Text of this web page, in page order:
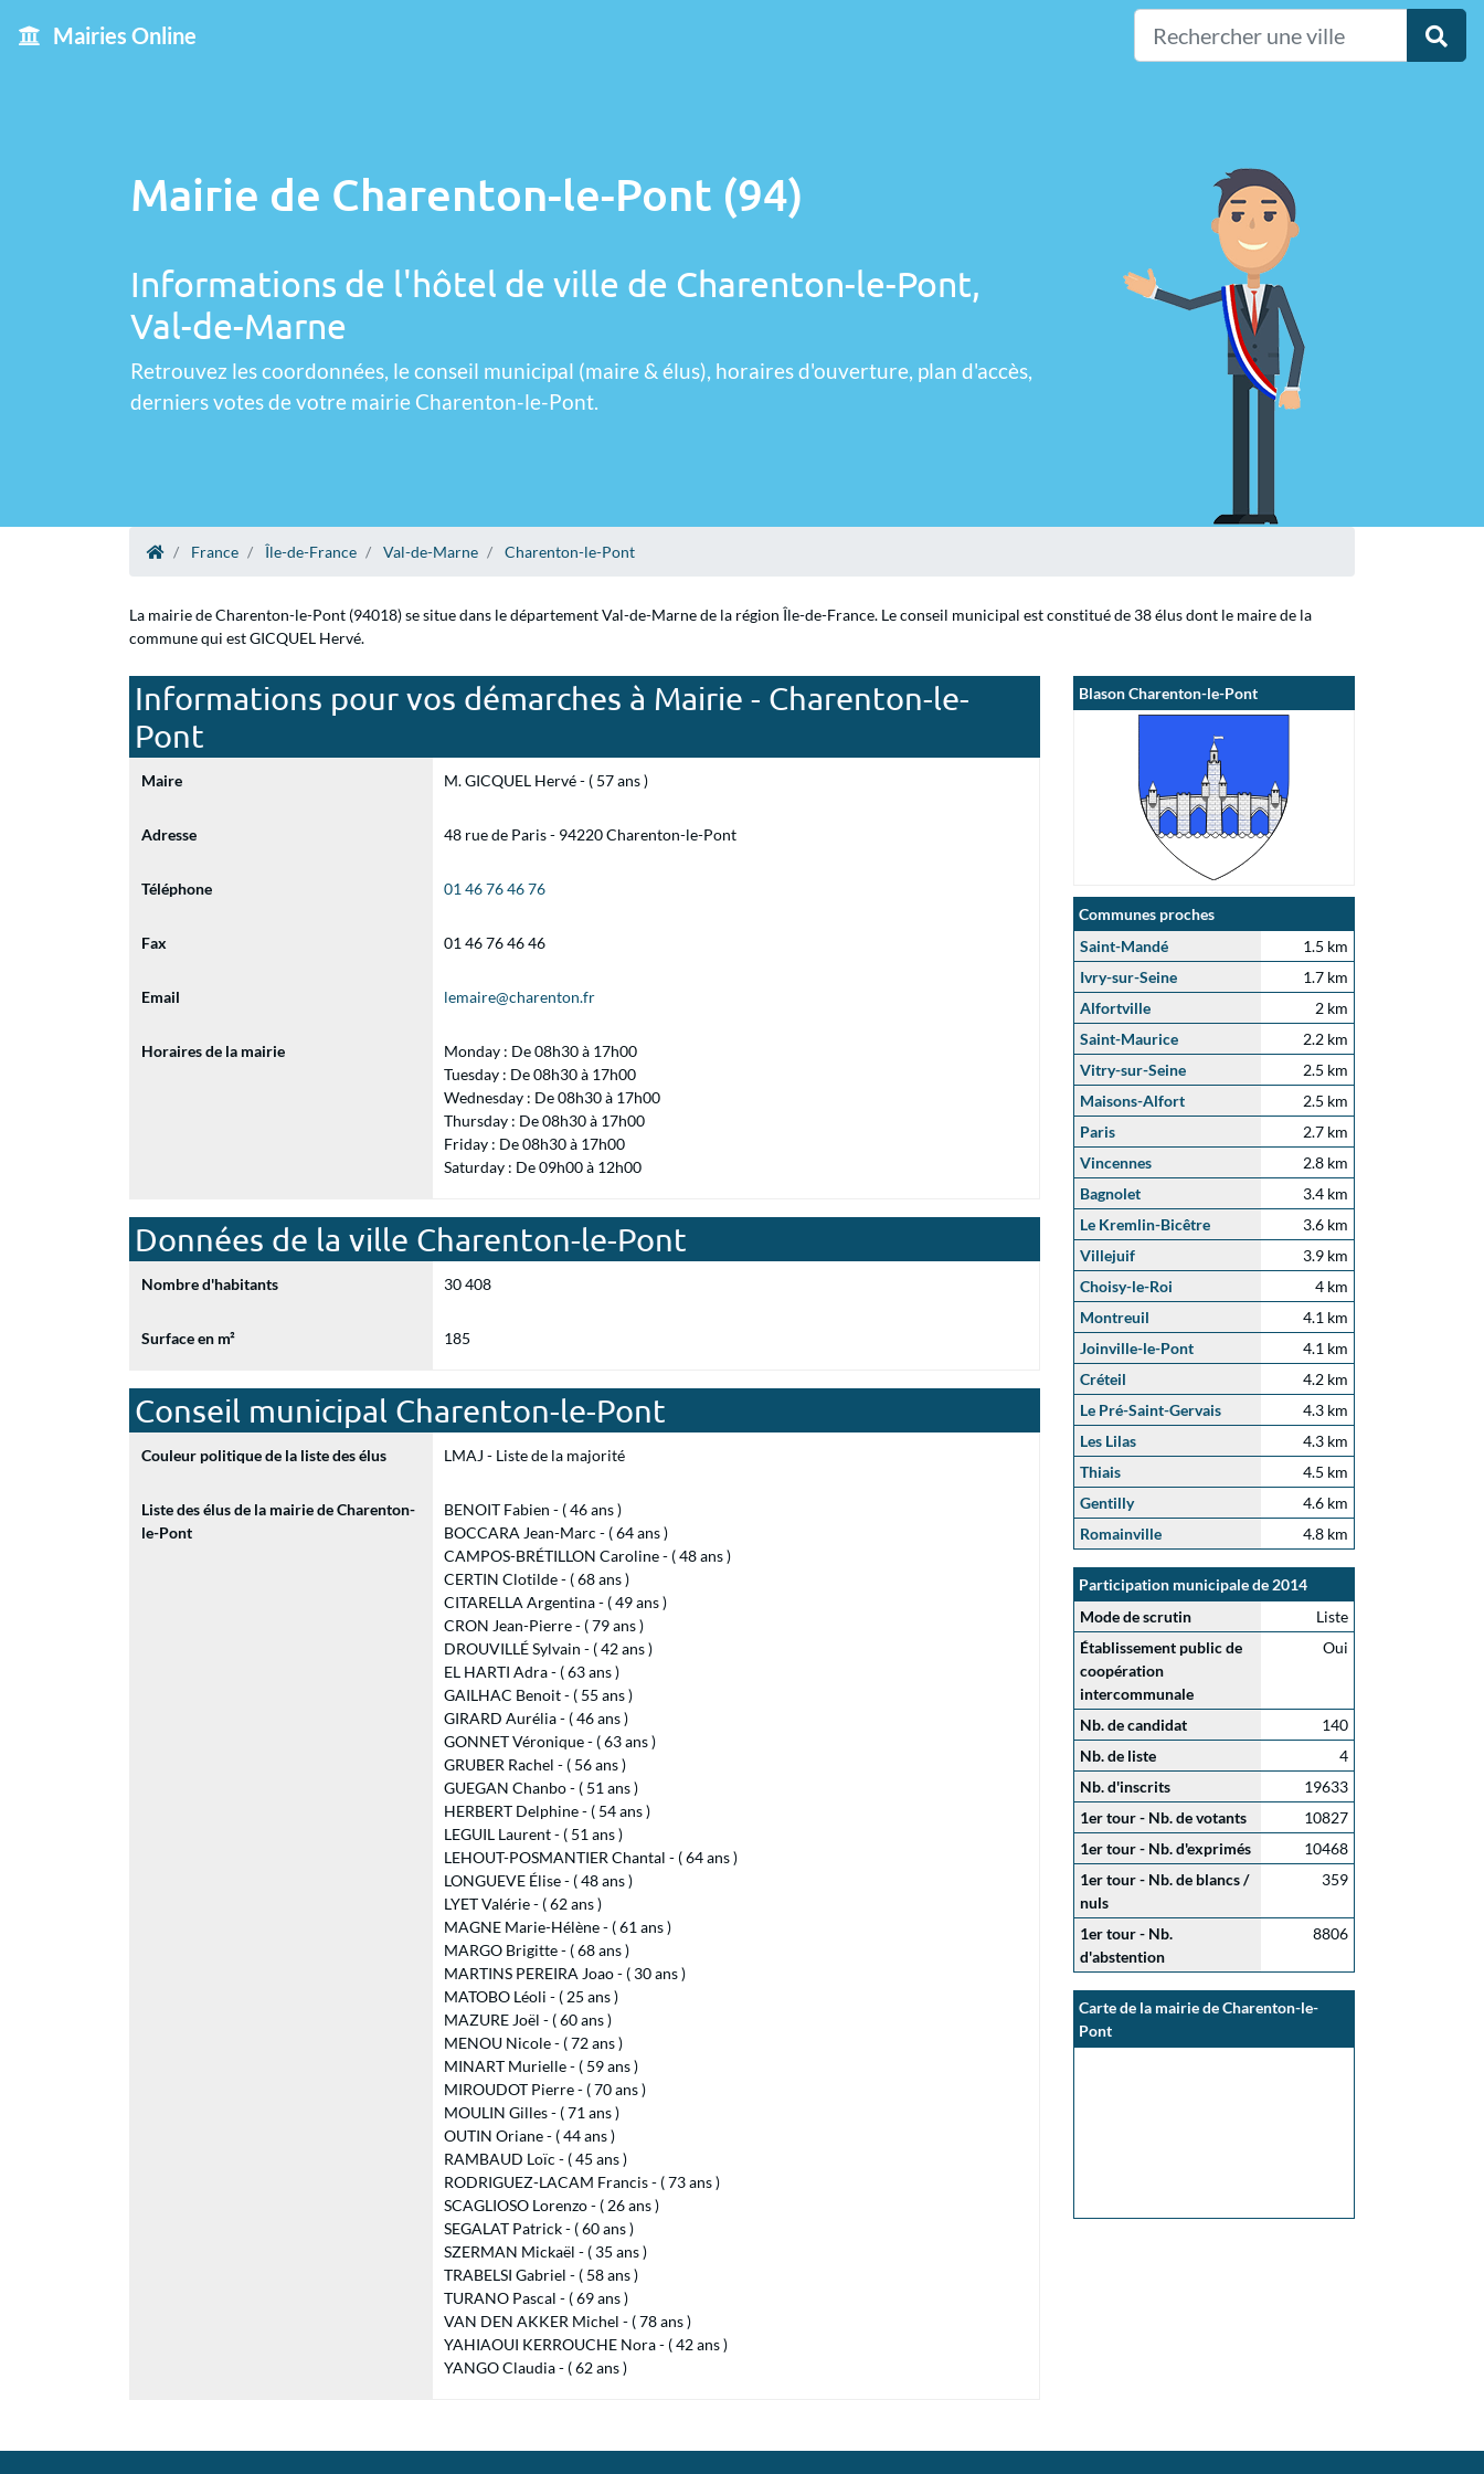
Mairies Online
Mairie de Charenton-le-Pont (94)
Informations de l'hôtel de ville de Charenton-le-Pont,
Val-de-Marne
Retrouvez les coordonnées, le conseil municipal (maire & élus), horaires d'ouverture, plan d'accès,
derniers votes de votre mairie Charenton-le-Pont.
France Île-de-France Val-de-Marne Charenton-le-Pont
La mairie de Charenton-le-Pont (94018) se situe dans le département Val-de-Marne de la région Île-de-France. Le conseil municipal est constitué de 38 élus dont le maire de la
commune qui est GICQUEL Hervé.
Informations pour vos démarches à Mairie - Charenton-le-
Pont
Maire M. GICQUEL Hervé - ( 57 ans )
Adresse 48 rue de Paris - 94220 Charenton-le-Pont
Téléphone 01 46 76 46 76
Fax 01 46 76 46 46
Email lemaire@charenton.fr
Horaires de la mairie
Monday : De 08h30 à 17h00
Tuesday : De 08h30 à 17h00
Wednesday : De 08h30 à 17h00
Thursday : De 08h30 à 17h00
Friday : De 08h30 à 17h00
Saturday : De 09h00 à 12h00
Données de la ville Charenton-le-Pont
Nombre d'habitants 30 408
Surface en m² 185
Conseil municipal Charenton-le-Pont
Couleur politique de la liste des élus LMAJ - Liste de la majorité
Liste des élus de la mairie de Charenton-
le-Pont
BENOIT Fabien - ( 46 ans )
BOCCARA Jean-Marc - ( 64 ans )
CAMPOS-BRÉTILLON Caroline - ( 48 ans )
CERTIN Clotilde - ( 68 ans )
CITARELLA Argentina - ( 49 ans )
CRON Jean-Pierre - ( 79 ans )
DROUVILLÉ Sylvain - ( 42 ans )
EL HARTI Adra - ( 63 ans )
GAILHAC Benoit - ( 55 ans )
GIRARD Aurélia - ( 46 ans )
GONNET Véronique - ( 63 ans )
GRUBER Rachel - ( 56 ans )
GUEGAN Chanbo - ( 51 ans )
HERBERT Delphine - ( 54 ans )
LEGUIL Laurent - ( 51 ans )
LEHOUT-POSMANTIER Chantal - ( 64 ans )
LONGUEVE Élise - ( 48 ans )
LYET Valérie - ( 62 ans )
MAGNE Marie-Hélène - ( 61 ans )
MARGO Brigitte - ( 68 ans )
MARTINS PEREIRA Joao - ( 30 ans )
MATOBO Léoli - ( 25 ans )
MAZURE Joël - ( 60 ans )
MENOU Nicole - ( 72 ans )
MINART Murielle - ( 59 ans )
MIROUDOT Pierre - ( 70 ans )
MOULIN Gilles - ( 71 ans )
OUTIN Oriane - ( 44 ans )
RAMBAUD Loïc - ( 45 ans )
RODRIGUEZ-LACAM Francis - ( 73 ans )
SCAGLIOSO Lorenzo - ( 26 ans )
SEGALAT Patrick - ( 60 ans )
SZERMAN Mickaël - ( 35 ans )
TRABELSI Gabriel - ( 58 ans )
TURANO Pascal - ( 69 ans )
VAN DEN AKKER Michel - ( 78 ans )
YAHIAOUI KERROUCHE Nora - ( 42 ans )
YANGO Claudia - ( 62 ans )
Blason Charenton-le-Pont
Communes proches
Saint-Mandé
1.5 km
Ivry-sur-Seine
1.7 km
Alfortville
2 km
Saint-Maurice
2.2 km
Vitry-sur-Seine
2.5 km
Maisons-Alfort
2.5 km
Paris
2.7 km
Vincennes
2.8 km
Bagnolet
3.4 km
Le Kremlin-Bicêtre
3.6 km
Villejuif
3.9 km
Choisy-le-Roi
4 km
Montreuil
4.1 km
Joinville-le-Pont
4.1 km
Créteil
4.2 km
Le Pré-Saint-Gervais
4.3 km
Les Lilas
4.3 km
Thiais
4.5 km
Gentilly
4.6 km
Romainville
4.8 km
Participation municipale de 2014
Mode de scrutin
Liste
Établissement public de
coopération
intercommunale
Oui
Nb. de candidat
140
Nb. de liste
4
Nb. d'inscrits
19633
1er tour - Nb. de votants
10827
1er tour - Nb. d'exprimés
10468
1er tour - Nb. de blancs /
nuls
359
1er tour - Nb.
d'abstention
8806
Carte de la mairie de Charenton-le-
Pont